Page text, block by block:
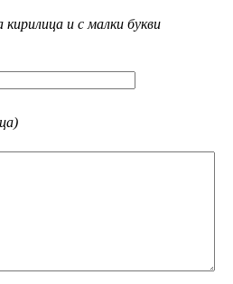
и с малки букви